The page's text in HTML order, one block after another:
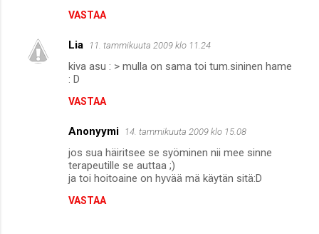
VASTAA
Lia 11. tammikuuta 2009 klo 11.24
kiva asu : > mulla on sama toi tum.sininen hame
: D
VASTAA
Anonyymi 14. tammikuuta 2009 klo 15.08
jos sua häiritsee se syöminen nii mee sinne
terapeutille se auttaa ;)
ja toi hoitoaine on hyvää mä käytän sitä:D
VASTAA